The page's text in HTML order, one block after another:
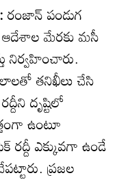
రంజాన్‌ పండుగ
ఆదేశాల మేరకు మసీ
నిర్వహించారు.
తనిఖీలు చేసి
దృష్టిలో
ఉంటూ
రద్దీ ఎక్కువగా ఉండే
ప్రజల